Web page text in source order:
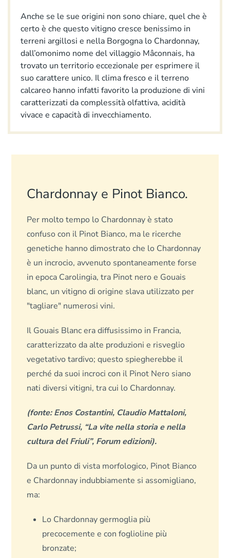
Anche se le sue origini non sono chiare, quel che è
certo è che questo vitigno cresce benissimo in
terreni argillosi e nella Borgogna lo Chardonnay,
dall’omonimo nome del villaggio Mâconnais, ha
trovato un territorio eccezionale per esprimere il
suo carattere unico. Il clima fresco e il terreno
calcareo hanno infatti favorito la produzione di vini
caratterizzati da complessità olfattiva, acidità
vivace e capacità di invecchiamento.
Chardonnay e Pinot Bianco.
Per molto tempo lo Chardonnay è stato
confuso con il Pinot Bianco, ma le ricerche
genetiche hanno dimostrato che lo Chardonnay
è un incrocio, avvenuto spontaneamente forse
in epoca Carolingia, tra Pinot nero e Gouais
blanc, un vitigno di origine slava utilizzato per
"tagliare" numerosi vini.
Il Gouais Blanc era diffusissimo in Francia,
caratterizzato da alte produzioni e risveglio
vegetativo tardivo; questo spiegherebbe il
perché da suoi incroci con il Pinot Nero siano
nati diversi vitigni, tra cui lo Chardonnay.
(fonte: Enos Costantini, Claudio Mattaloni,
Carlo Petrussi, “La vite nella storia e nella
cultura del Friuli”, Forum edizioni).
Da un punto di vista morfologico, Pinot Bianco
e Chardonnay indubbiamente si assomigliano,
ma:
Lo Chardonnay germoglia più
precocemente e con foglioline più
bronzate;